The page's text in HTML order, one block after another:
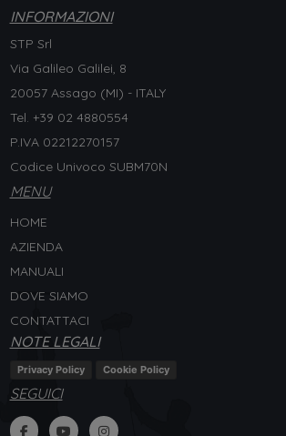
INFORMAZIONI
STP Srl
Via Galileo Galilei, 8
20057 Assago (MI) - ITALY
Tel. +39 02 4880554
P.IVA 02212270157
Codice Univoco SUBM70N
MENU
HOME
AZIENDA
MANUALI
DOVE SIAMO
CONTATTACI
NOTE LEGALI
Privacy Policy Cookie Policy
SEGUICI